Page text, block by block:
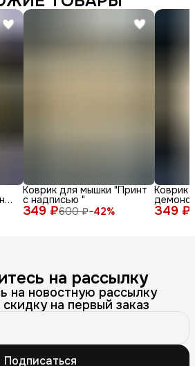
349 ₽600 ₽−42%
Коврик для мышки "Принт
с надписью "
349 ₽
Коврик
лица и
на рассылку
на новостную рассылку
на первый заказ
Подписаться